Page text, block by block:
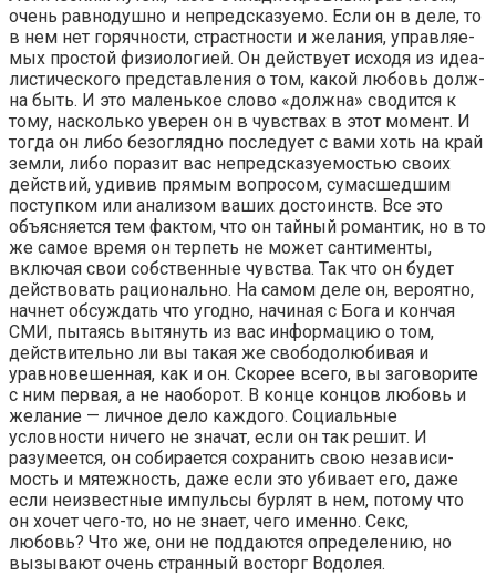
очень равнодушно и непредсказуемо. Если он в деле, то
в нем нет горячности, страстности и желания, управляе­
мых простой физиологией. Он действует исходя из идеа­
листического представления о том, какой любовь долж­
на быть. И это маленькое слово «должна» сводится к
тому, насколько уверен он в чувствах в этот момент. И
тогда он либо безоглядно последует с вами хоть на край
земли, либо поразит вас непредсказуемостью своих
действий, удивив прямым вопросом, сумасшедшим
поступком или анализом ваших достоинств. Все это
объясняется тем фактом, что он тайный романтик, но в то
же самое время он терпеть не может сантименты,
включая свои собствен­ные чувства. Так что он будет
действовать рационально. На самом деле он, вероятно,
начнет обсуждать что угод­но, начиная с Бога и кончая
СМИ, пытаясь вытянуть из вас информацию о том,
действительно ли вы такая же свободолюбивая и
уравновешенная, как и он. Скорее все­го, вы заговорите
с ним первая, а не наоборот. В конце концов любовь и
желание — личное дело каждого. Соци­альные
условности ничего не значат, если он так решит. И
разумеется, он собирается сохранить свою независи­
мость и мятежность, даже если это убивает его, даже
если неизвестные импульсы бурлят в нем, потому что
он хо­чет чего-то, но не знает, чего именно. Секс,
любовь? Что же, они не поддаются определению, но
вызывают очень странный восторг Водолея.